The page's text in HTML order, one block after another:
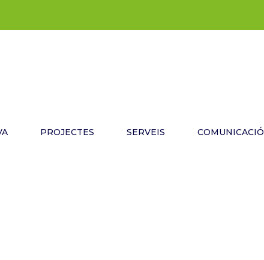
PROJECTES SERVEIS COMUNICACIÓ